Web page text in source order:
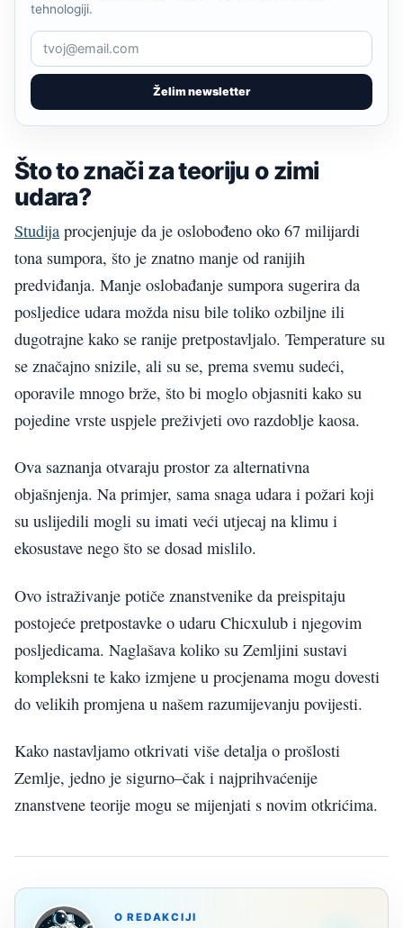
Želim newsletter
tehnologiji.
Što to znači za teoriju o zimi
udara?
Studija procjenjuje da je oslobođeno oko 67 milijardi
tona sumpora, što je znatno manje od ranijih
predviđanja. Manje oslobađanje sumpora sugerira da
posljedice udara možda nisu bile toliko ozbiljne ili
dugotrajne kako se ranije pretpostavljalo. Temperature su
se značajno snizile, ali su se, prema svemu sudeći,
oporavile mnogo brže, što bi moglo objasniti kako su
pojedine vrste uspjele preživjeti ovo razdoblje kaosa.
Ova saznanja otvaraju prostor za alternativna
objašnjenja. Na primjer, sama snaga udara i požari koji
su uslijedili mogli su imati veći utjecaj na klimu i
ekosustave nego što se dosad mislilo.
Ovo istraživanje potiče znanstvenike da preispitaju
postojeće pretpostavke o udaru Chicxulub i njegovim
posljedicama. Naglašava koliko su Zemljini sustavi
kompleksni te kako izmjene u procjenama mogu dovesti
do velikih promjena u našem razumijevanju povijesti.
Kako nastavljamo otkrivati više detalja o prošlosti
Zemlje, jedno je sigurno–čak i najprihvaćenije
znanstvene teorije mogu se mijenjati s novim otkrićima.
O REDAKCIJI